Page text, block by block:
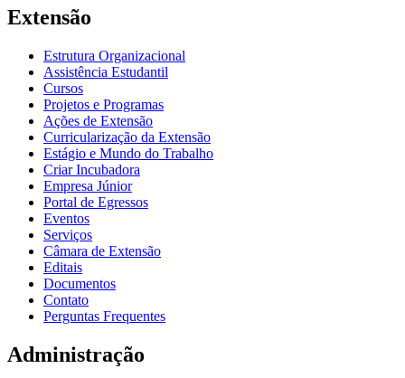
Extensão
Estrutura Organizacional
Assistência Estudantil
Cursos
Projetos e Programas
Ações de Extensão
Curricularização da Extensão
Estágio e Mundo do Trabalho
Criar Incubadora
Empresa Júnior
Portal de Egressos
Eventos
Serviços
Câmara de Extensão
Editais
Documentos
Contato
Perguntas Frequentes
Administração